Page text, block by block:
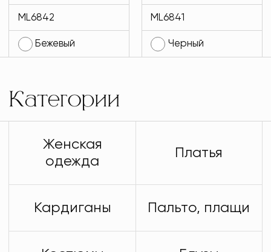
ML6842
Бежевый
ML6841
Черный
Категории
Женская
одежда
Платья
Кардиганы Пальто, плащи